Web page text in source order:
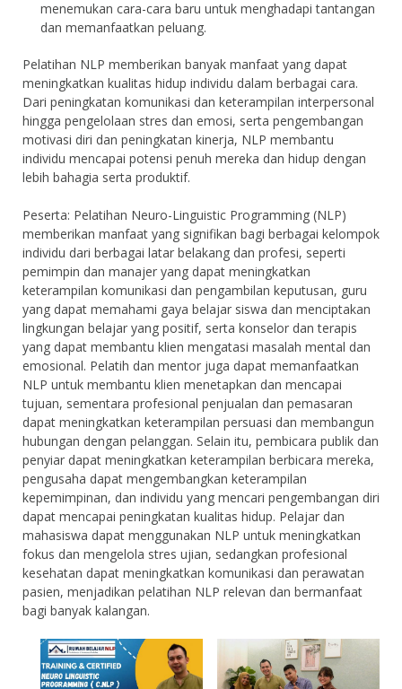
menemukan cara-cara baru untuk menghadapi tantangan
dan memanfaatkan peluang.
Pelatihan NLP memberikan banyak manfaat yang dapat
meningkatkan kualitas hidup individu dalam berbagai cara.
Dari peningkatan komunikasi dan keterampilan interpersonal
hingga pengelolaan stres dan emosi, serta pengembangan
motivasi diri dan peningkatan kinerja, NLP membantu
individu mencapai potensi penuh mereka dan hidup dengan
lebih bahagia serta produktif.
Peserta: Pelatihan Neuro-Linguistic Programming (NLP)
memberikan manfaat yang signifikan bagi berbagai kelompok
individu dari berbagai latar belakang dan profesi, seperti
pemimpin dan manajer yang dapat meningkatkan
keterampilan komunikasi dan pengambilan keputusan, guru
yang dapat memahami gaya belajar siswa dan menciptakan
lingkungan belajar yang positif, serta konselor dan terapis
yang dapat membantu klien mengatasi masalah mental dan
emosional. Pelatih dan mentor juga dapat memanfaatkan
NLP untuk membantu klien menetapkan dan mencapai
tujuan, sementara profesional penjualan dan pemasaran
dapat meningkatkan keterampilan persuasi dan membangun
hubungan dengan pelanggan. Selain itu, pembicara publik dan
penyiar dapat meningkatkan keterampilan berbicara mereka,
pengusaha dapat mengembangkan keterampilan
kepemimpinan, dan individu yang mencari pengembangan diri
dapat mencapai peningkatan kualitas hidup. Pelajar dan
mahasiswa dapat menggunakan NLP untuk meningkatkan
fokus dan mengelola stres ujian, sedangkan profesional
kesehatan dapat meningkatkan komunikasi dan perawatan
pasien, menjadikan pelatihan NLP relevan dan bermanfaat
bagi banyak kalangan.